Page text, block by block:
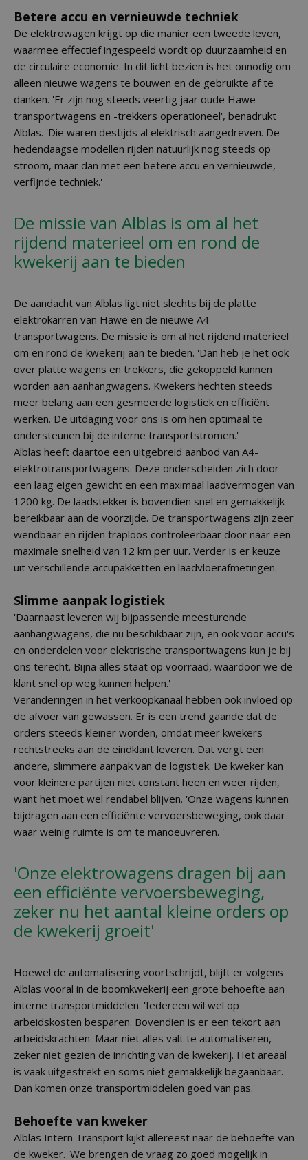
Betere accu en vernieuwde techniek
De elektrowagen krijgt op die manier een tweede leven,
waarmee effectief ingespeeld wordt op duurzaamheid en
de circulaire economie. In dit licht bezien is het onnodig om
alleen nieuwe wagens te bouwen en de gebruikte af te
danken. 'Er zijn nog steeds veertig jaar oude Hawe-
transportwagens en -trekkers operationeel', benadrukt
Alblas. 'Die waren destijds al elektrisch aangedreven. De
hedendaagse modellen rijden natuurlijk nog steeds op
stroom, maar dan met een betere accu en vernieuwde,
verfijnde techniek.'
De missie van Alblas is om al het
rijdend materieel om en rond de
kwekerij aan te bieden
De aandacht van Alblas ligt niet slechts bij de platte
elektrokarren van Hawe en de nieuwe A4-
transportwagens. De missie is om al het rijdend materieel
om en rond de kwekerij aan te bieden. 'Dan heb je het ook
over platte wagens en trekkers, die gekoppeld kunnen
worden aan aanhangwagens. Kwekers hechten steeds
meer belang aan een gesmeerde logistiek en efficiënt
werken. De uitdaging voor ons is om hen optimaal te
ondersteunen bij de interne transportstromen.'
Alblas heeft daartoe een uitgebreid aanbod van A4-
elektrotransportwagens. Deze onderscheiden zich door
een laag eigen gewicht en een maximaal laadvermogen van
1200 kg. De laadstekker is bovendien snel en gemakkelijk
bereikbaar aan de voorzijde. De transportwagens zijn zeer
wendbaar en rijden traploos controleerbaar door naar een
maximale snelheid van 12 km per uur. Verder is er keuze
uit verschillende accupakketten en laadvloerafmetingen.
Slimme aanpak logistiek
'Daarnaast leveren wij bijpassende meesturende
aanhangwagens, die nu beschikbaar zijn, en ook voor accu's
en onderdelen voor elektrische transportwagens kun je bij
ons terecht. Bijna alles staat op voorraad, waardoor we de
klant snel op weg kunnen helpen.'
Veranderingen in het verkoopkanaal hebben ook invloed op
de afvoer van gewassen. Er is een trend gaande dat de
orders steeds kleiner worden, omdat meer kwekers
rechtstreeks aan de eindklant leveren. Dat vergt een
andere, slimmere aanpak van de logistiek. De kweker kan
voor kleinere partijen niet constant heen en weer rijden,
want het moet wel rendabel blijven. 'Onze wagens kunnen
bijdragen aan een efficiënte vervoersbeweging, ook daar
waar weinig ruimte is om te manoeuvreren. '
'Onze elektrowagens dragen bij aan
een efficiënte vervoersbeweging,
zeker nu het aantal kleine orders op
de kwekerij groeit'
Hoewel de automatisering voortschrijdt, blijft er volgens
Alblas vooral in de boomkwekerij een grote behoefte aan
interne transportmiddelen. 'Iedereen wil wel op
arbeidskosten besparen. Bovendien is er een tekort aan
arbeidskrachten. Maar niet alles valt te automatiseren,
zeker niet gezien de inrichting van de kwekerij. Het areaal
is vaak uitgestrekt en soms niet gemakkelijk begaanbaar.
Dan komen onze transportmiddelen goed van pas.'
Behoefte van kweker
Alblas Intern Transport kijkt allereest naar de behoefte van
de kweker. 'We brengen de vraag zo goed mogelijk in